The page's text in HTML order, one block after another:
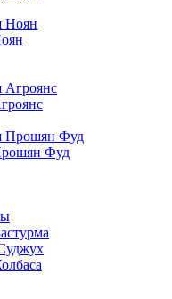
Ноян
Агроянс
Прошян Фуд
Фуд